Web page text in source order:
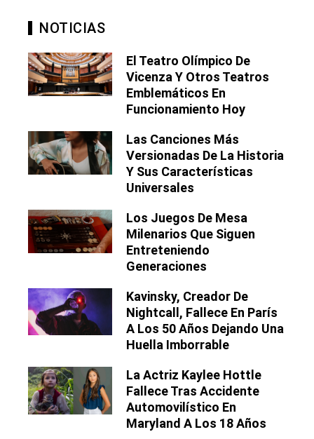
NOTICIAS
El Teatro Olímpico De
Vicenza Y Otros Teatros
Emblemáticos En
Funcionamiento Hoy
Las Canciones Más
Versionadas De La Historia
Y Sus Características
Universales
Los Juegos De Mesa
Milenarios Que Siguen
Entreteniendo
Generaciones
Kavinsky, Creador De
Nightcall, Fallece En París
A Los 50 Años Dejando Una
Huella Imborrable
La Actriz Kaylee Hottle
Fallece Tras Accidente
Automovilístico En
Maryland A Los 18 Años